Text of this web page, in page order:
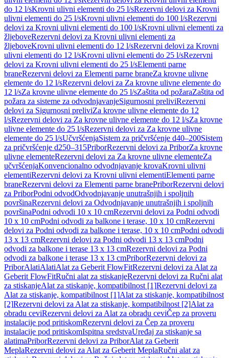
do 12 l/sKrovni ulivni elementi do 25 l/sRezervni delovi za Krovni
ulivni elementi do 25 l/sKrovni ulivni elementi do 100 l/sRezervni
delovi za Krovni ulivni elementi do 100 l/sKrovni ulivni elementi za
žljeboveRezervni delovi za Krovni ulivni elementi za
žljeboveKrovni ulivni elementi do 12 l/sRezervni delovi za Krovni
ulivni elementi do 12 l/sKrovni ulivni elementi do 25 l/sRezervni
delovi za Krovni ulivni elementi do 25 l/sElementi parne
braneRezervni delovi za Elementi parne braneZa krovne ulivne
elemente do 12 l/sRezervni delovi za Za krovne ulivne elemente do
12 l/sZa krovne ulivne elemente do 25 l/sZaštita od požaraZaštita od
požara za sisteme za odvodnjavanjeSigurnosni preliviRezervni
delovi za Sigurnosni preliviZa krovne ulivne elemente do 12
l/sRezervni delovi za Za krovne ulivne elemente do 12 l/sZa krovne
ulivne elemente do 25 l/sRezervni delovi za Za krovne ulivne
elemente do 25 l/sUčvršćenjaSistem za pričvršćenje d40–200Sistem
za pričvršćenje d250–315PriborRezervni delovi za PriborZa krovne
ulivne elementeRezervni delovi za Za krovne ulivne elementeZa
učvršćenjaKonvencionalno odvodnjavanje krovaKrovni ulivni
elementiRezervni delovi za Krovni ulivni elementiElementi parne
braneRezervni delovi za Elementi parne branePriborRezervni delovi
za PriborPodni odvodOdvodnjavanje unutrašnjih i spoljnih
površinaRezervni delovi za Odvodnjavanje unutrašnjih i spoljnih
površinaPodni odvodi 10 x 10 cmRezervni delovi za Podni odvodi
10 x 10 cmPodni odvodi za balkone i terase, 10 x 10 cmRezervni
delovi za Podni odvodi za balkone i terase, 10 x 10 cmPodni odvodi
13 x 13 cmRezervni delovi za Podni odvodi 13 x 13 cmPodni
odvodi za balkone i terase 13 x 13 cmRezervni delovi za Podni
odvodi za balkone i terase 13 x 13 cmPriborRezervni delovi za
PriborAlatiAlatiAlat za Geberit FlowFitRezervni delovi za Alat za
Geberit FlowFitRučni alat za stiskanjeRezervni delovi za Ručni alat
za stiskanjeAlat za stiskanje, kompatibilnost [1]Rezervni delovi za
Alat za stiskanje, kompatibilnost [1]Alat za stiskanje, kompatibilnost
[2]Rezervni delovi za Alat za stiskanje, kompatibilnost [2]Alat za
obradu ceviRezervni delovi za Alat za obradu ceviČep za proveru
instalacije pod pritiskomRezervni delovi za Čep za proveru
instalacije pod pritiskomIspitna sredstvaUređaj za stiskanje sa
alatimaPriborRezervni delovi za PriborAlat za Geberit
MeplaRezervni delovi za Alat za Geberit MeplaRučni alat za